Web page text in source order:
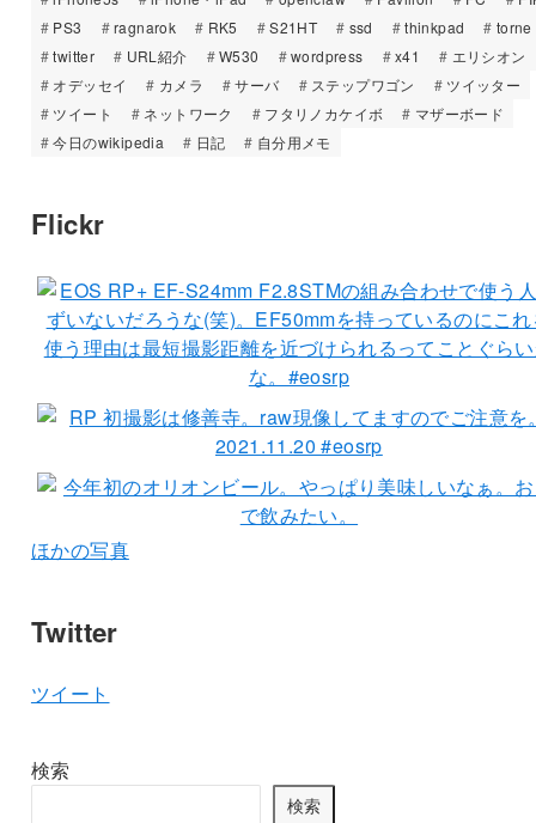
PS3
ragnarok RK5 S21HT ssd thinkpad
torne
twitter
URL紹介 W530 wordpress x41
エリシオン
オデッセイ
カメラ サーバ ステップワゴン
ツイッター
ツイート
ネットワーク フタリノカケイボ
マザーボード
今日のwikipedia
日記 自分用メモ
Flickr
ほかの写真
Twitter
ツイート
検索
検索